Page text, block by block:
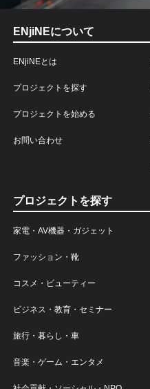
ENjiNEについて
ENjiNEとは
プロジェクトを探す
プロジェクトを始める
お問い合わせ
プロジェクトを探す
家電・AV機器・ガジェット
ファッション・靴
コスメ・ビューティー
ビジネス・教育・セミナー
旅行・暮らし・車
音楽・ゲーム・エンタメ